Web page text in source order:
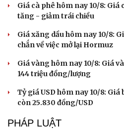
Giá cà phê hôm nay 10/8: Giá
tăng - giảm trái chiều
Giá xăng dầu hôm nay 10/8:
chắn về việc mở lại Hormuz
Giá vàng hôm nay 10/8: Giá
144 triệu đồng/lượng
Tỷ giá USD hôm nay 10/8:
còn 25.830 đồng/USD
PHÁP LUẬT